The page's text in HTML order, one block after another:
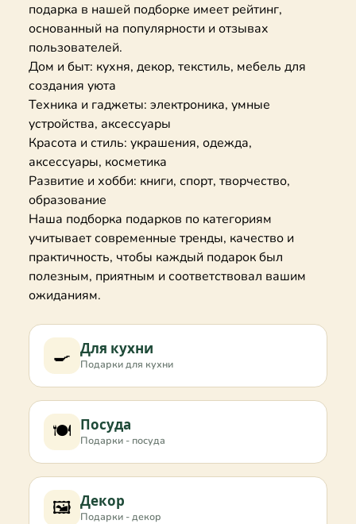
подарка в нашей подборке имеет рейтинг,
основанный на популярности и отзывах
пользователей.
Дом и быт: кухня, декор, текстиль, мебель для
создания уюта
Техника и гаджеты: электроника, умные
устройства, аксессуары
Красота и стиль: украшения, одежда,
аксессуары, косметика
Развитие и хобби: книги, спорт, творчество,
образование
Наша подборка подарков по категориям
учитывает современные тренды, качество и
практичность, чтобы каждый подарок был
полезным, приятным и соответствовал вашим
ожиданиям.
🍳 Для кухни
Подарки для кухни
🍽️ Посуда
Подарки - посуда
🖼️ Декор
Подарки - декор